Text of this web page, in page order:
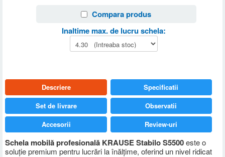
Compara produs
Inaltime max. de lucru schela:
Descriere
Schela mobilă profesională KRAUSE Stabilo S5500este o
soluție premium pentru lucrări la înălțime, oferind un nivel ridicat
Specificatii
Set de livrare
Observatii
Accesorii
Review-uri